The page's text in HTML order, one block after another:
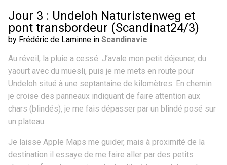
Jour 3 : Undeloh Naturistenweg et
pont transbordeur (Scandinat24/3)
by Frédéric de Laminne in Scandinavie
Au réveil, la pluie a cessé. J’avale mon petit déjeuner, du
yaourt avec du muesli, puis je me mets en route pour
Undeloh situé à une septantaine de kilomètres. En chemin
je croise des panneaux indiquant de faire attention aux
chars (blindés), je me fais dépasser par un blindé posé sur
un plateau.
Je laisse Apple Maps me guider, mais à proximité de la
destination il essaye de me faire aller par des petits